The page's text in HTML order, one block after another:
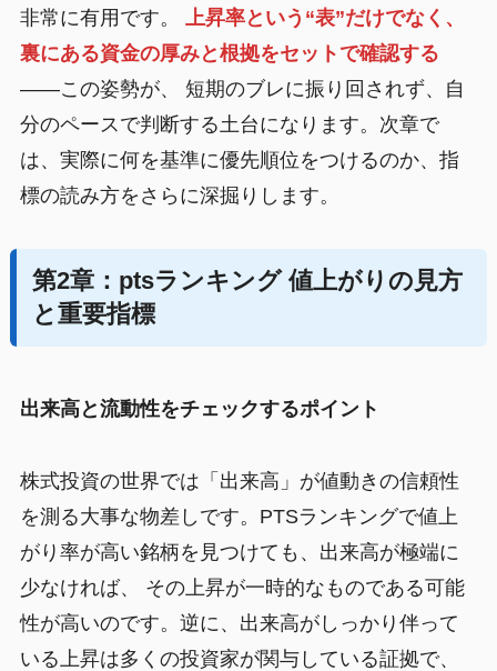
非常に有用です。
上昇率という“表”だけでなく、
裏にある資金の厚みと根拠をセットで確認する
——この姿勢が、 短期のブレに振り回されず、自
分のペースで判断する土台になります。次章で
は、実際に何を基準に優先順位をつけるのか、指
標の読み方をさらに深掘りします。
第2章：ptsランキング 値上がりの見方
と重要指標
出来高と流動性をチェックするポイント
株式投資の世界では「出来高」が値動きの信頼性
を測る大事な物差しです。PTSランキングで値上
がり率が高い銘柄を見つけても、出来高が極端に
少なければ、 その上昇が一時的なものである可能
性が高いのです。逆に、出来高がしっかり伴って
いる上昇は多くの投資家が関与している証拠で、